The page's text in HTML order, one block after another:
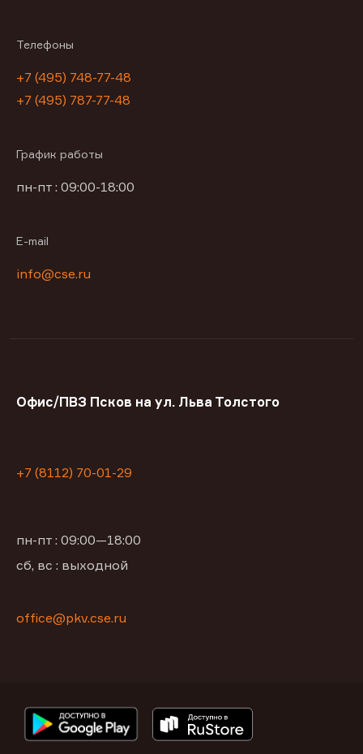
Телефоны
+7 (495) 748-77-48
+7 (495) 787-77-48
График работы
пн-пт : 09:00-18:00
E-mail
info@cse.ru
Офис/ПВЗ Псков на ул. Льва Толстого
+7 (8112) 70-01-29
пн-пт : 09:00—18:00
сб, вс : выходной
office@pkv.cse.ru